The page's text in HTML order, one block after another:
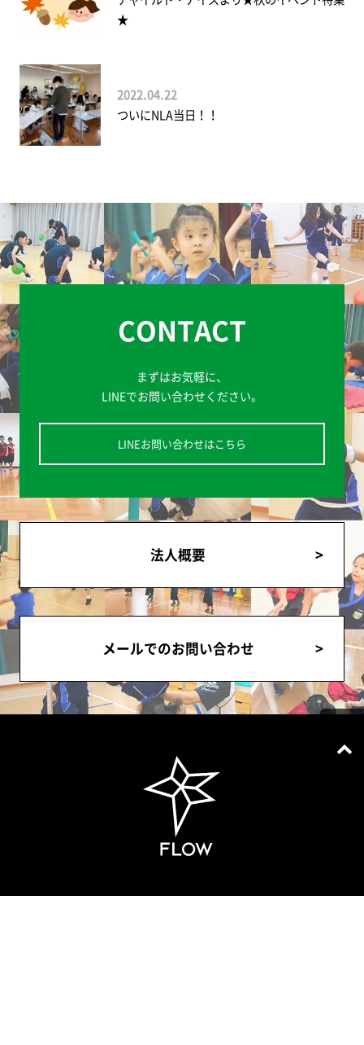
★
2022.04.22
ついにNLA当日！！
CONTACT
まずはお気軽に、
LINEでお問い合わせください。
LINEお問い合わせはこちら
法人概要
メールでのお問い合わせ